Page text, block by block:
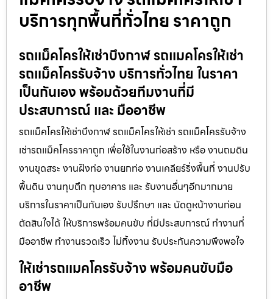
บริการทุกพื้นที่ทั่วไทย ราคาถูก
รถแม็คโครให้เช่าบึงกาฬ รถแมคโครให้เช่า
รถแม็คโครรับจ้าง บริการทั่วไทย ในราคา
เป็นกันเอง พร้อมด้วยทีมงานที่มี
ประสบการณ์ และ มืออาชีพ
รถแม็คโครให้เช่าบึงกาฬ รถแม็คโครให้เช่า รถแม็คโครรับจ้าง
เช่ารถแม็คโครราคาถูก เพื่อใช้ในงานก่อสร้าง หรือ งานถมดิน
งานขุดสระ งานฝังท่อ งานยกท่อ งานเคลียร์ริ่งพื้นที่ งานปรับ
พื้นดิน งานทุบตึก ทุบอาคาร และ รับงานอื่นๆอีกมากมาย
บริการในราคาเป็นกันเอง รับปรึกษา และ นัดดูหน้างานก่อน
ตัดสินใจได้ ให้บริการพร้อมคนขับ ที่มีประสบการณ์ ทำงานที่
มืออาชีพ ทำงานรวดเร็ว ไม่ทิ้งงาน รับประกันความพึงพอใจ
ให้เช่ารถแมคโครรับจ้าง พร้อมคนขับมือ
อาชีพ